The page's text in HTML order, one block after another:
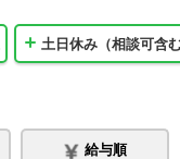
土日休み（相談可含
給与順